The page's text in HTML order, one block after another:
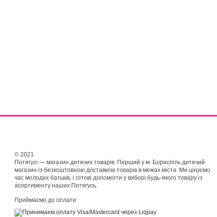
© 2021
Потягусі — магазин дитячих товарів. Перший у м. Бориспіль дитячий
магазин із безкоштовною доставкою товарів в межах міста. Ми цінуємо
час молодих батьків, і готові допомогти у виборі будь-якого товару із
асортименту наших Потягусь.
Приймаємо до оплати